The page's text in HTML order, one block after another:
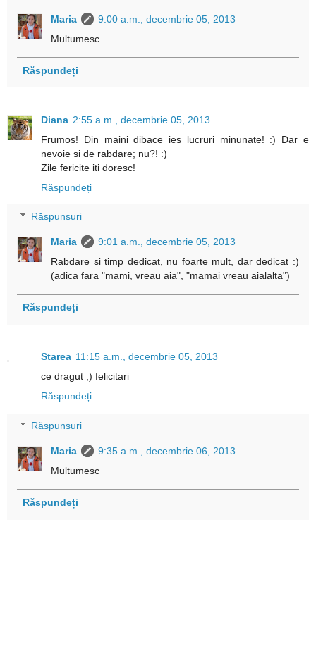
Maria
9:00 a.m., decembrie 05, 2013
Multumesc
Răspundeți
Diana 2:55 a.m., decembrie 05, 2013
Frumos! Din maini dibace ies lucruri minunate! :) Dar e
nevoie si de rabdare; nu?! :)
Zile fericite iti doresc!
Răspundeți
Răspunsuri
Maria
9:01 a.m., decembrie 05, 2013
Rabdare si timp dedicat, nu foarte mult, dar dedicat :)
(adica fara "mami, vreau aia", "mamai vreau aialalta")
Răspundeți
Starea 11:15 a.m., decembrie 05, 2013
ce dragut ;) felicitari
Răspundeți
Răspunsuri
Maria
9:35 a.m., decembrie 06, 2013
Multumesc
Răspundeți